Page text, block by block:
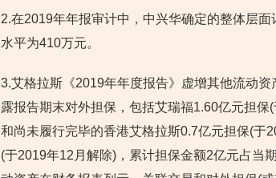
2.在2019年年报审计中，中兴华确定的整体层
水平为410万元。
3.艾格拉斯《2019年年度报告》虚增其他流动
露报告期末对外担保，包括艾瑞福1.60亿元担
和尚未履行完毕的香港艾格拉斯0.7亿元担保(于
(于2019年12月解除)，累计担保金额2亿元占当